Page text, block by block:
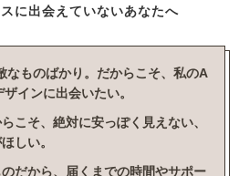
に出会えていないあなたへ
なものばかり。だからこそ、私のA
インに出会いたい。
こそ、絶対に安っぽく見えない、
しい。
だから、届くまでの時間やサポー